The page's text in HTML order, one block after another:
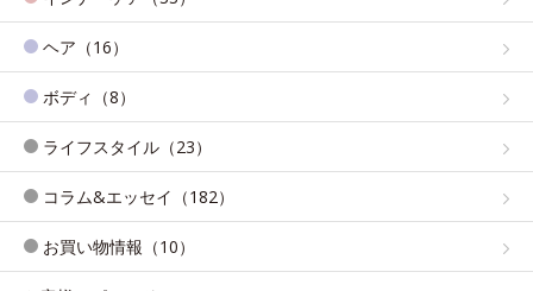
ヘア（16）
ボディ（8）
ライフスタイル（23）
コラム&エッセイ（182）
お買い物情報（10）